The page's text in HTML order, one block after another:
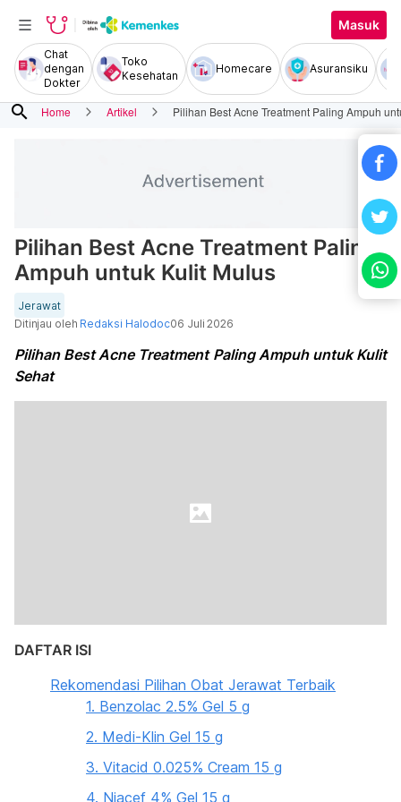
Masuk
Chat
dengan
Dokter
Toko
Kesehatan
Homecare Asuransiku
search Home Artikel Pilihan Best Acne Treatment Paling Ampuh
Pilihan Best Acne Treatment Paling
Ampuh untuk Kulit Mulus
Jerawat
Ditinjau oleh Redaksi Halodoc06 Juli 2026
Pilihan Best Acne Treatment Paling Ampuh untuk Kulit
Sehat
DAFTAR ISI
Rekomendasi Pilihan Obat Jerawat Terbaik
1. Benzolac 2.5% Gel 5 g
2. Medi-Klin Gel 15 g
3. Vitacid 0.025% Cream 15 g
4. Niacef 4% Gel 15 g